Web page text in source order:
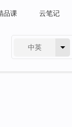
品课 云笔记
中英